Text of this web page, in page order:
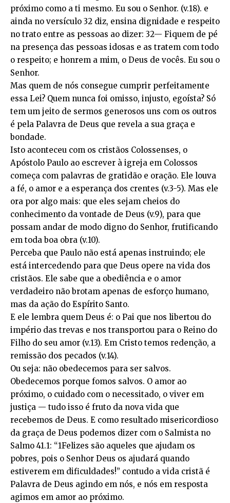
próximo como a ti mesmo. Eu sou o Senhor. (v.18). e
ainda no versículo 32 diz, ensina dignidade e respeito
no trato entre as pessoas ao dizer: 32— Fiquem de pé
na presença das pessoas idosas e as tratem com todo
o respeito; e honrem a mim, o Deus de vocês. Eu sou o
Senhor.
Mas quem de nós consegue cumprir perfeitamente
essa Lei? Quem nunca foi omisso, injusto, egoísta? Só
tem um jeito de sermos generosos uns com os outros
é pela Palavra de Deus que revela a sua graça e
bondade.
Isto aconteceu com os cristãos Colossenses, o
Apóstolo Paulo ao escrever à igreja em Colossos
começa com palavras de gratidão e oração. Ele louva
a fé, o amor e a esperança dos crentes (v.3-5). Mas ele
ora por algo mais: que eles sejam cheios do
conhecimento da vontade de Deus (v.9), para que
possam andar de modo digno do Senhor, frutificando
em toda boa obra (v.10).
Perceba que Paulo não está apenas instruindo; ele
está intercedendo para que Deus opere na vida dos
cristãos. Ele sabe que a obediência e o amor
verdadeiro não brotam apenas de esforço humano,
mas da ação do Espírito Santo.
E ele lembra quem Deus é: o Pai que nos libertou do
império das trevas e nos transportou para o Reino do
Filho do seu amor (v.13). Em Cristo temos redenção, a
remissão dos pecados (v.14).
Ou seja: não obedecemos para ser salvos.
Obedecemos porque fomos salvos. O amor ao
próximo, o cuidado com o necessitado, o viver em
justiça — tudo isso é fruto da nova vida que
recebemos de Deus. E como resultado misericordioso
da graça de Deus podemos dizer com o Salmista no
Salmo 41.1: “1Felizes são aqueles que ajudam os
pobres, pois o Senhor Deus os ajudará quando
estiverem em dificuldades!” contudo a vida cristã é
Palavra de Deus agindo em nós, e nós em resposta
agimos em amor ao próximo.